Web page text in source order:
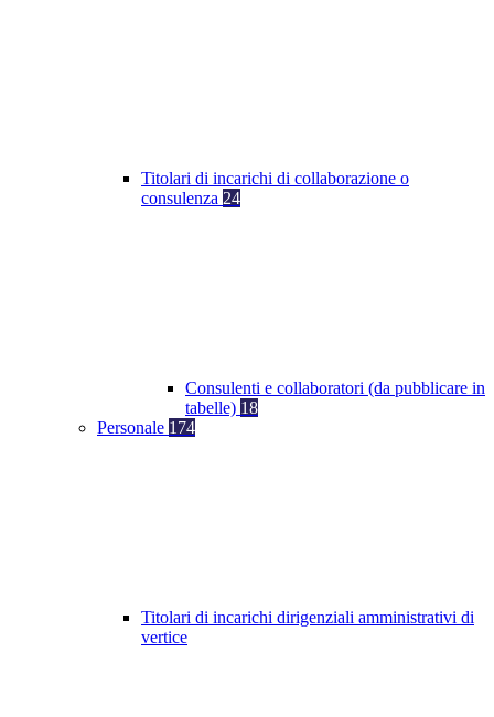
Titolari di incarichi di collaborazione o
consulenza 24
Consulenti e collaboratori (da pubblicare in
tabelle) 18
Personale 174
Titolari di incarichi dirigenziali amministrativi di
vertice